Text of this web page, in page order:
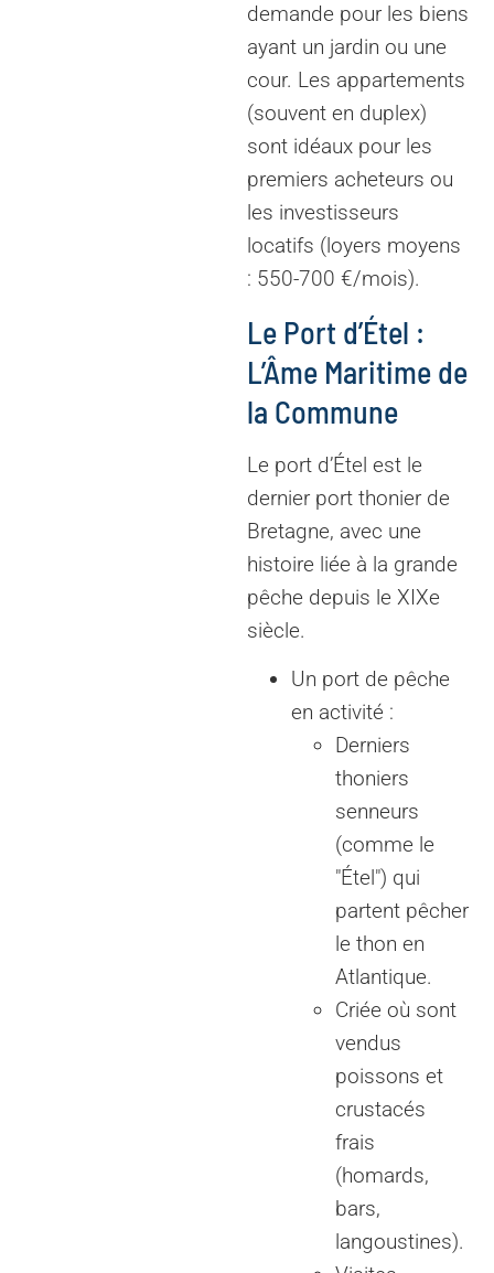
demande pour les biens
ayant un jardin ou une
cour. Les appartements
(souvent en duplex)
sont idéaux pour les
premiers acheteurs ou
les investisseurs
locatifs (loyers moyens
: 550-700 €/mois).
Le Port d’Étel :
L’Âme Maritime de
la Commune
Le port d’Étel est le
dernier port thonier de
Bretagne, avec une
histoire liée à la grande
pêche depuis le XIXe
siècle.
Un port de pêche
en activité :
Derniers
thoniers
senneurs
(comme le
"Étel") qui
partent pêcher
le thon en
Atlantique.
Criée où sont
vendus
poissons et
crustacés
frais
(homards,
bars,
langoustines).